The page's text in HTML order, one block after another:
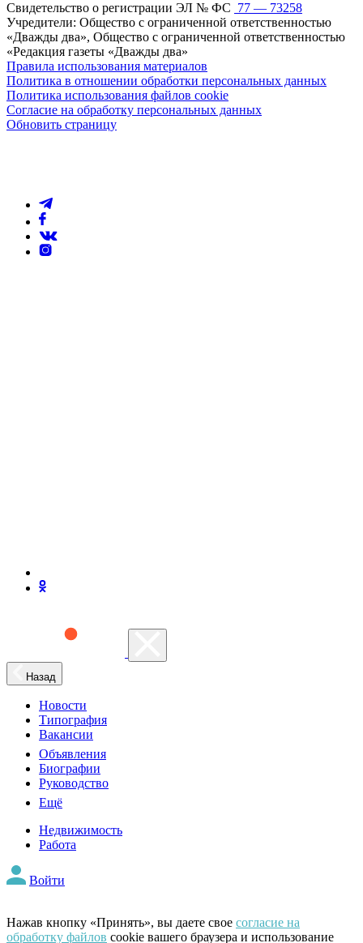
Свидетельство о регистрации ЭЛ № ФС 77 — 73258
Учредители: Общество с ограниченной ответственностью
«Дважды два», Общество с ограниченной ответственностью
«Редакция газеты «Дважды два»
Правила использования материалов
Политика в отношении обработки персональных данных
Политика использования файлов cookie
Согласие на обработку персональных данных
Обновить страницу
Назад
Новости
Типография
Вакансии
Объявления
Биографии
Руководство
Ещё
Недвижимость
Работа
Войти
Нажав кнопку «Принять», вы даете свое согласие на
обработку файлов cookie вашего браузера и использование